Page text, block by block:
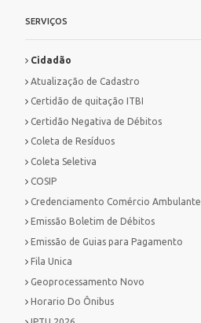
SERVIÇOS
Cidadão
Atualização de Cadastro
Certidão de quitação ITBI
Certidão Negativa de Débitos
Coleta de Resíduos
Coleta Seletiva
COSIP
Credenciamento Comércio Ambulante
Emissão Boletim de Débitos
Emissão de Guias para Pagamento
Fila Unica
Geoprocessamento Novo
Horario Do Ônibus